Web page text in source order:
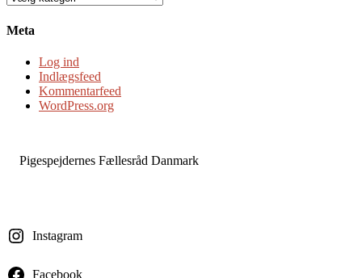
Meta
Log ind
Indlægsfeed
Kommentarfeed
WordPress.org
Pigespejdernes Fællesråd Danmark
Instagram
Facebook